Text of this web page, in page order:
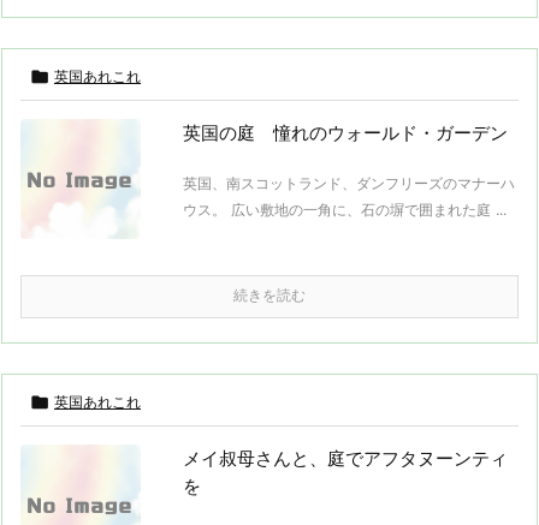
 英国あれこれ
英国の庭 憧れのウォールド・ガーデン
英国、南スコットランド、ダンフリーズのマナーハ
ウス。 広い敷地の一角に、石の塀で囲まれた庭 ...
続きを読む
 英国あれこれ
メイ叔母さんと、庭でアフタヌーンティ
を